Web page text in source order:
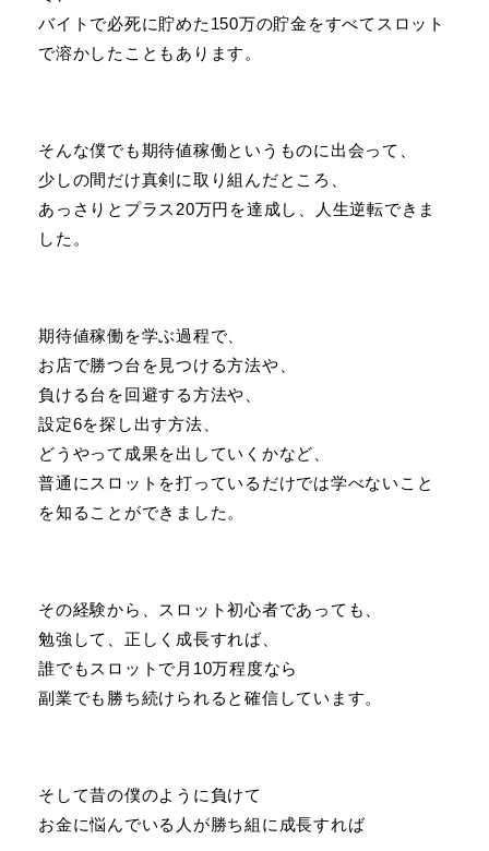
バイトで必死に貯めた150万の貯金をすべてスロット
で溶かしたこともあります。
そんな僕でも期待値稼働というものに出会って、
少しの間だけ真剣に取り組んだところ、
あっさりとプラス20万円を達成し、人生逆転できま
した。
期待値稼働を学ぶ過程で、
お店で勝つ台を見つける方法や、
負ける台を回避する方法や、
設定6を探し出す方法、
どうやって成果を出していくかなど、
普通にスロットを打っているだけでは学べないこと
を知ることができました。
その経験から、スロット初心者であっても、
勉強して、正しく成長すれば、
誰でもスロットで月10万程度なら
副業でも勝ち続けられると確信しています。
そして昔の僕のように負けて
お金に悩んでいる人が勝ち組に成長すれば